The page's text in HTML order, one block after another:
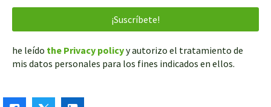
he leído the Privacy policyy autorizo el tratamiento de
mis datos personales para los fines indicados en ellos.